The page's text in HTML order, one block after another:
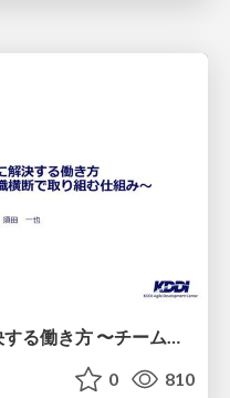
組織課題をアジャイルに解決する働き⽅ 〜チームに閉じず組織横断で取り組む仕組み〜
0 810